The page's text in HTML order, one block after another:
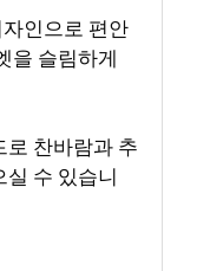
인으로 편안
을 슬림하게
로 찬바람과 추
실 수 있습니